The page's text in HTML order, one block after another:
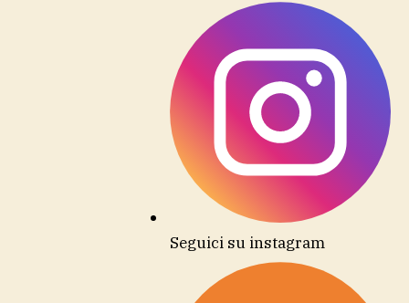
Seguici su instagram